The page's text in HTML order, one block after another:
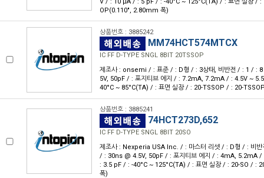
OP(0.110", 2.80mm 폭)
상품번호 : 3885242
MM74HCT574MTCX
IC FF D-TYPE SNGL 8BIT 20TSSOP
제조사 : onsemi / : 표준 / : D형 / : 3상태, 비반전 / : 1 / :
5V, 50pF / : 포지티브 에지 / : 7.2mA, 7.2mA / : 4.5V ~
40°C ~ 85°C(TA) / : 표면 실장 / : 20-TSSOP / : 20-
상품번호 : 3885241
74HCT273D,652
IC FF D-TYPE SNGL 8BIT 20SO
제조사 : Nexperia USA Inc. / : 마스터 리셋 / : D형 / : 비
/ : 30ns @ 4.5V, 50pF / : 포지티브 에지 / : 4mA, 5.2mA
: 3.5 pF / : -40°C ~ 125°C(TA) / : 표면 실장 / : 20-SO / :
폭)